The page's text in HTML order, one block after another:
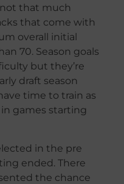
that much
that come with
overall initial
70. Season goals
but they’re
draft season
time to train as
games starting
in the pre
ended. There
the chance